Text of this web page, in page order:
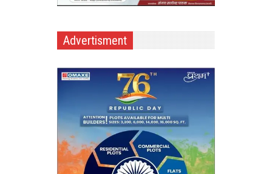
Advertisment